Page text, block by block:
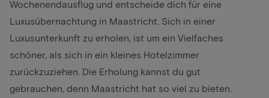
Wochenendausflug und entscheide dich für eine
Luxusübernachtung in Maastricht. Sich in einer
Luxusunterkunft zu erholen, ist um ein Vielfaches
schöner, als sich in ein kleines Hotelzimmer
zurückzuziehen. Die Erholung kannst du gut
gebrauchen, denn Maastricht hat so viel zu bieten.